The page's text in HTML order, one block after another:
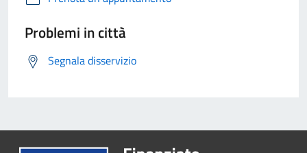
Problemi in città
Segnala disservizio